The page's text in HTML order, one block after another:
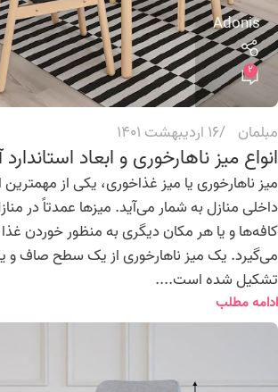
Adonis
2
مبلمان 16 اردیبهشت 1401
انواع میز ناهارخوری و ابعاد
میز ناهارخوری یا میز غذاخوری، یکی از مهمترین
داخلی منازل به شمار می‌آید. میزها عمدتاً در
کافه‌ها و یا هر مکان دیگری به منظور خوردن
می‌گیرد. یک میز ناهارخوری از یک سطح صاف و
تشکیل شده است....
ادامه مطلب